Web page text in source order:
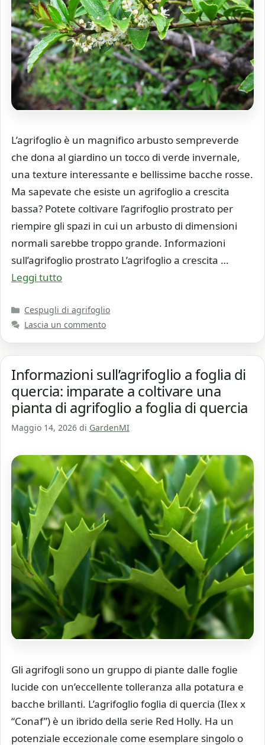
L’agrifoglio è un magnifico arbusto sempreverde
che dona al giardino un tocco di verde invernale,
una texture interessante e bellissime bacche rosse.
Ma sapevate che esiste un agrifoglio a crescita
bassa? Potete coltivare l’agrifoglio prostrato per
riempire gli spazi in cui un arbusto di dimensioni
normali sarebbe troppo grande. Informazioni
sull’agrifoglio prostrato L’agrifoglio a crescita …
Leggi tutto
Categorie
Cespugli di agrifoglio
Lascia un commento
Informazioni sull’agrifoglio a foglia di
quercia: imparate a coltivare una
pianta di agrifoglio a foglia di quercia
Maggio 14, 2026 di GardenMI
Gli agrifogli sono un gruppo di piante dalle foglie
lucide con un’eccellente tolleranza alla potatura e
bacche brillanti. L’agrifoglio foglia di quercia (Ilex x
“Conaf”) è un ibrido della serie Red Holly. Ha un
potenziale eccezionale come esemplare singolo o